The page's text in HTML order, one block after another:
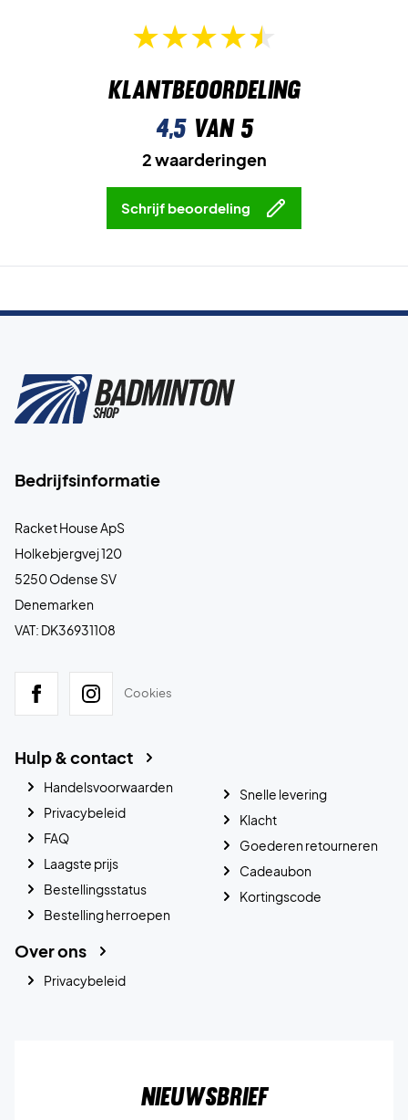
Klantbeoordeling
4,5van 5
2 waarderingen
Schrijf beoordeling
Bedrijfsinformatie
Racket House ApS
Holkebjergvej 120
5250 Odense SV
Denemarken
VAT: DK36931108
Cookies
Hulp & contact
Handelsvoorwaarden
Privacybeleid
FAQ
Laagste prijs
Bestellingsstatus
Bestelling herroepen
Snelle levering
Klacht
Goederen retourneren
Cadeaubon
Kortingscode
Over ons
Privacybeleid
Nieuwsbrief